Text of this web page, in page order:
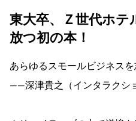
東大卒、Ｚ世代ホ
放つ初の本！
あらゆるスモールビジネス
――深津貴之（インタラクシ